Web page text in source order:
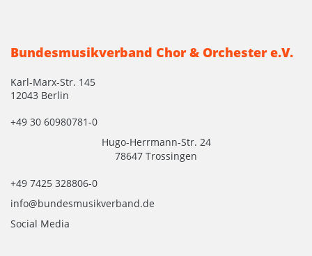
Bundesmusikverband Chor & Orchester e.V.
Karl-Marx-Str. 145
12043 Berlin
+49 30 60980781-0
Hugo-Herrmann-Str. 24
78647 Trossingen
+49 7425 328806-0
info@bundesmusikverband.de
Social Media